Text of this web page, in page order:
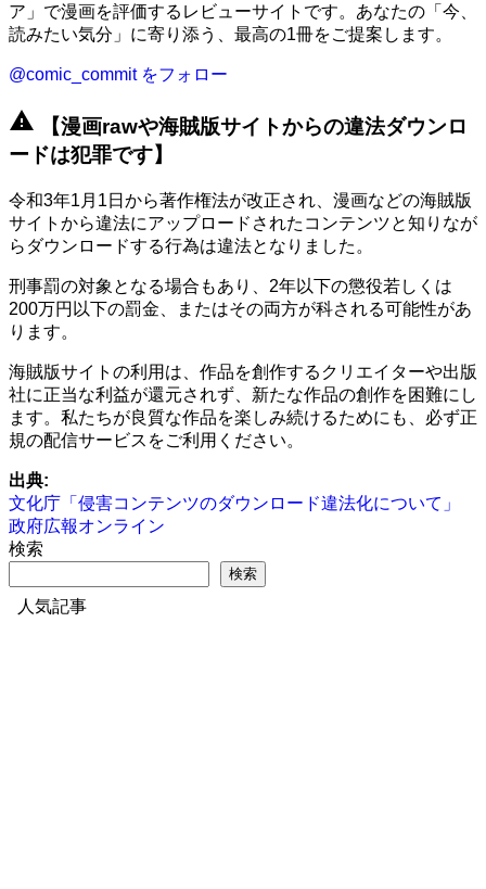
ア」で漫画を評価するレビューサイトです。あなたの「今、
読みたい気分」に寄り添う、最高の1冊をご提案します。
@comic_commit をフォロー
warning 【漫画rawや海賊版サイトからの違法ダウンロ
ードは犯罪です】
令和3年1月1日から著作権法が改正され、漫画などの海賊版
サイトから違法にアップロードされたコンテンツと知りなが
らダウンロードする行為は違法となりました。
刑事罰の対象となる場合もあり、2年以下の懲役若しくは
200万円以下の罰金、またはその両方が科される可能性があ
ります。
海賊版サイトの利用は、作品を創作するクリエイターや出版
社に正当な利益が還元されず、新たな作品の創作を困難にし
ます。私たちが良質な作品を楽しみ続けるためにも、必ず正
規の配信サービスをご利用ください。
出典:
文化庁「侵害コンテンツのダウンロード違法化について」
政府広報オンライン
検索
検索
人気記事